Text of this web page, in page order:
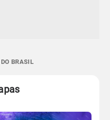
BRASIL